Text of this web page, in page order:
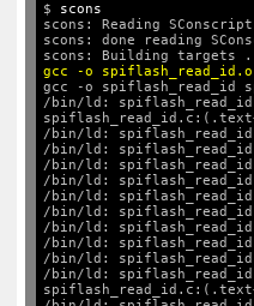
$ scons
scons: Reading
scons: done reading
scons: Building targets
gcc -o
gcc -o spiflash_read_id
/bin/ld:
/bin/ld:
/bin/ld:
/bin/ld:
/bin/ld:
/bin/ld:
/bin/ld:
/bin/ld:
/bin/ld:
/bin/ld:
/bin/ld: